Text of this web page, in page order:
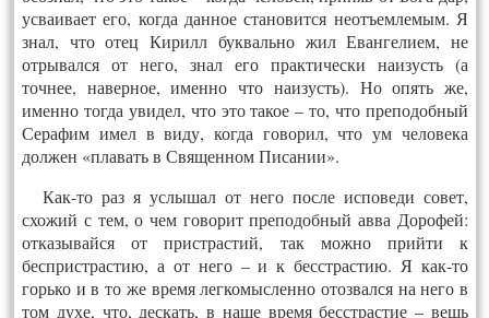
усваивает его, когда данное становится неотъемлемым. Я
знал, что отец Кирилл буквально жил Евангелием, не
отрывался от него, знал его практически наизусть (а
точнее, наверное, именно что наизусть). Но опять же,
именно тогда увидел, что это такое – то, что преподобный
Серафим имел в виду, когда говорил, что ум человека
должен «плавать в Священном Писании».
Как-то раз я услышал от него после исповеди совет,
схожий с тем, о чем говорит преподобный авва Дорофей:
отказывайся от пристрастий, так можно прийти к
беспристрастию, а от него – и к бесстрастию. Я как-то
горько и в то же время легкомысленно отозвался на него в
том духе, что, дескать, в наше время бесстрастие – вещь